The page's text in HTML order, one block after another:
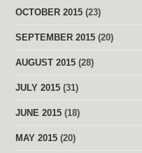
OCTOBER 2015 (23)
SEPTEMBER 2015 (20)
AUGUST 2015 (28)
JULY 2015 (31)
JUNE 2015 (18)
MAY 2015 (20)